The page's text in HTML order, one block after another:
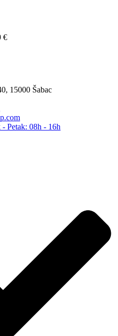
€
15000 Šabac
- Petak: 08h - 16h